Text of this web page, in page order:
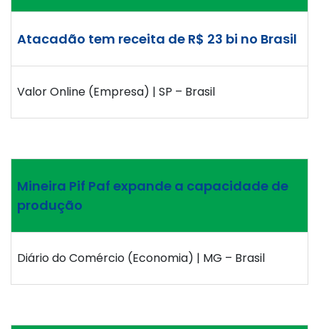
Atacadão tem receita de R$ 23 bi no Brasil
Valor Online (Empresa) | SP – Brasil
Mineira Pif Paf expande a capacidade de
produção
Diário do Comércio (Economia) | MG – Brasil